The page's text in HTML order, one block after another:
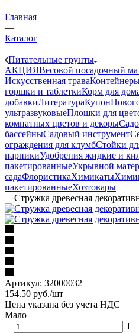
Главная
—
Каталог
—
Питательные грунты
АКЦИЯВесовой посадочный
Искусственная трава
горшки и таблеткиКорм для
добавкиЛитератураКупон
ультразвуковыеПлошки для
комнатных цветов и декоры
бассейныСадовый инструмент
ограждения для клумбСтойки
парникиУдобрения жидкие и
пакетированныеУкрывной
садаФлористикаХимикаты
пакетированныеХозтовары
—Стружка древесная
Артикул: 32000032
154.50 руб./шт
Цена указана без учета НДС
Мало